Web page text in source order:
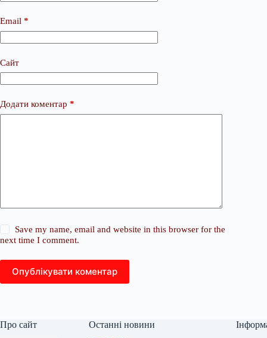
Email *
Сайт
Додати коментар *
Save my name, email and website in this browser for the
next time I comment.
Опублікувати коментар
Про сайт Останні новини